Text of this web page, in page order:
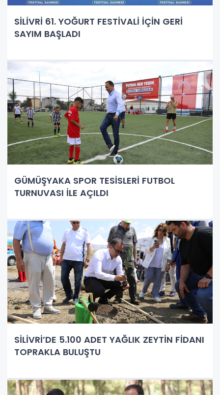
SİLİVRİ 61. YOĞURT FESTİVALİ İÇİN GERİ
SAYIM BAŞLADI
GÜMÜŞYAKA SPOR TESİSLERİ FUTBOL
TURNUVASI İLE AÇILDI
SİLİVRİ’DE 5.100 ADET YAĞLIK ZEYTİN FİDANI
TOPRAKLA BULUŞTU